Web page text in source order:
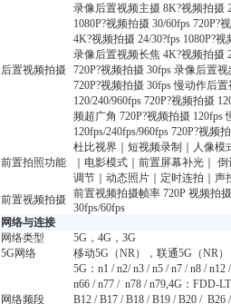
后置视频拍摄
录像后置视频主摄 8K?视频拍摄
1080P?视频拍摄 30/60fps 720P?
4K?视频拍摄 24/30?fps 1080P?
录像后置视频长焦 4K?视频拍摄
720P?视频拍摄 30fps 录像后置
720P?视频拍摄 30fps 慢动作后
120/240/960fps 720P?视频拍摄
频超广角 720P?视频拍摄 120fps
120fps/240fps/960fps 720P?视频
前置拍照功能
杜比视界｜短视频录制｜人像模
｜电影模式｜前置屏幕补光｜
调节｜动态照片｜定时连拍｜声
前置视频拍摄 前置视频拍摄帧率 720P 视频
30fps/60fps
网络与连接
网络类型
5G，4G，3G
5G网络
移动5G（NR），联通5G（NR
网络频段
5G：n1 / n2/ n3 / n5 / n7 / n8 / n12
n66 / n77 / n78 / n79,4G：FDD-
B12 / B17 / B18 / B19 / B20 /